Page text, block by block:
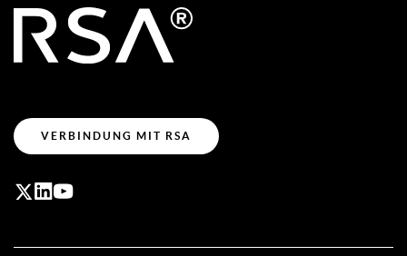
VERBINDUNG MIT RSA